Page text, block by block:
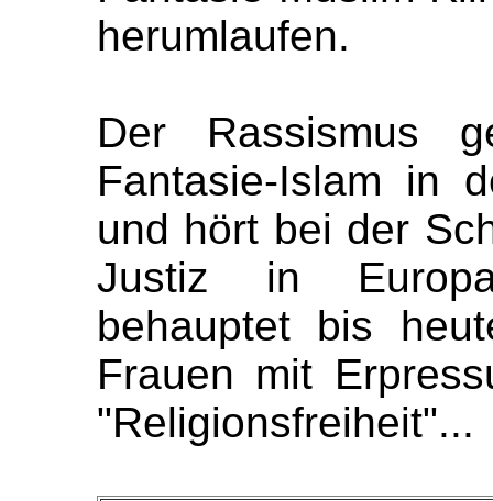
herumlaufen.
Der Rassismus
Fantasie-Islam in
und hört bei der
Justiz in
behauptet bis
Frauen mit
"Religionsfreiheit"...